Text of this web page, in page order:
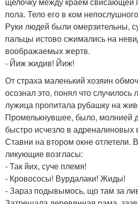
пола. Тело его в ком
Руки людей были омерзительны,
пальцы истово сжимались на
воображаемых жертв.
- Йиж жидив! Йиж!
От страха маленький хозяин
осознал это, понял что случилось
лужица пропитала рубашку на
Промелькнувшее, было, молнией
быстро исчезло в адреналиновых
Ставни на втором окне отлетели.
ликующие возгласы:
- Так йих, суче племя!
- Кровососы! Вурдалаки! Жиды!
- Зараз подывымось, що там за